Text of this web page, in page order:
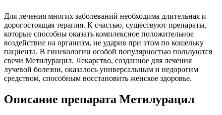
Для лечения многих заболеваний необходима длительная и
дорогостоящая терапия. К счастью, существуют препараты,
которые способны оказать комплексное положительное
воздействие на организм, не ударив при этом по кошельку
пациента. В гинекологии особой популярностью пользуются
свечи Метилурацил. Лекарство, созданное для лечения
лучевой болезни, оказалось универсальным и недорогим
средством, способным восстановить женское здоровье.
Описание препарата Метилурацил